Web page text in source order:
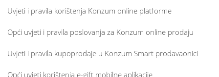
Uvjeti i pravila korištenja Konzum online platforme
Opći uvjeti i pravila poslovanja za Konzum online prodaju
Uvjeti i pravila kupoprodaje u Konzum Smart prodavaonici
Opći uvjeti korištenja e-gift mobilne aplikacije